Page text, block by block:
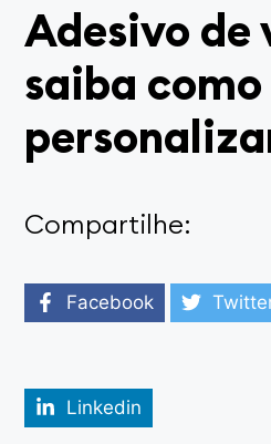
Adesivo de
saiba como
Compartilhe:
Facebook
Linkedin